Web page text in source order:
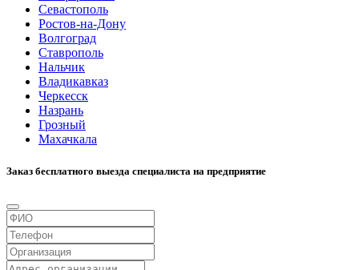
Севастополь
Ростов-на-Дону
Волгоград
Ставрополь
Нальчик
Владикавказ
Черкесск
Назрань
Грозный
Махачкала
Заказ бесплатного выезда специалиста на предприятие